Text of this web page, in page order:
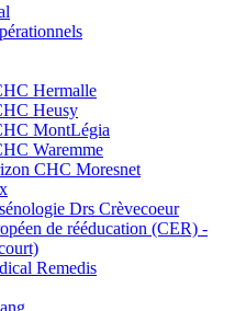
Hermalle
Heusy
MontLégia
Waremme
CHC Moresnet
Drs Crèvecoeur
de rééducation (CER) -
Remedis